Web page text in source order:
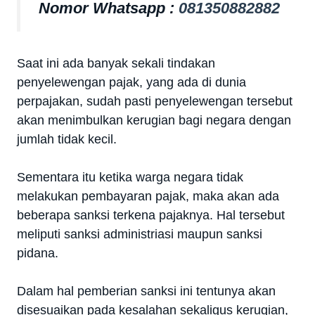
Nomor Whatsapp : 081350882882
Saat ini ada banyak sekali tindakan
penyelewengan pajak, yang ada di dunia
perpajakan, sudah pasti penyelewengan tersebut
akan menimbulkan kerugian bagi negara dengan
jumlah tidak kecil.
Sementara itu ketika warga negara tidak
melakukan pembayaran pajak, maka akan ada
beberapa sanksi terkena pajaknya. Hal tersebut
meliputi sanksi administriasi maupun sanksi
pidana.
Dalam hal pemberian sanksi ini tentunya akan
disesuaikan pada kesalahan sekaligus kerugian,